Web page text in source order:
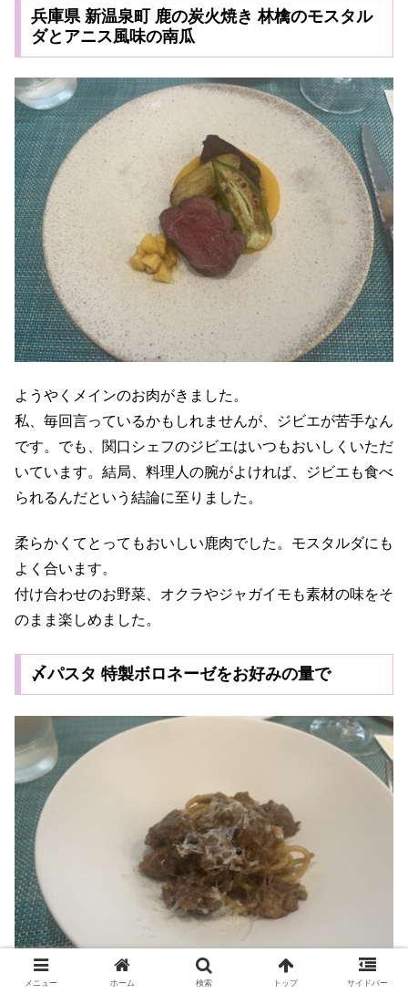
兵庫県 新温泉町 鹿の炭火焼き 林檎のモスタル
ダとアニス風味の南瓜
ようやくメインのお肉がきました。
私、毎回言っているかもしれませんが、ジビエが苦手なん
です。でも、関口シェフのジビエはいつもおいしくいただ
いています。結局、料理人の腕がよければ、ジビエも食べ
られるんだという結論に至りました。
柔らかくてとってもおいしい鹿肉でした。モスタルダにも
よく合います。
付け合わせのお野菜、オクラやジャガイモも素材の味をそ
のまま楽しめました。
〆パスタ 特製ボロネーゼをお好みの量で
メニュー ホーム 検索 トップ サイドバー